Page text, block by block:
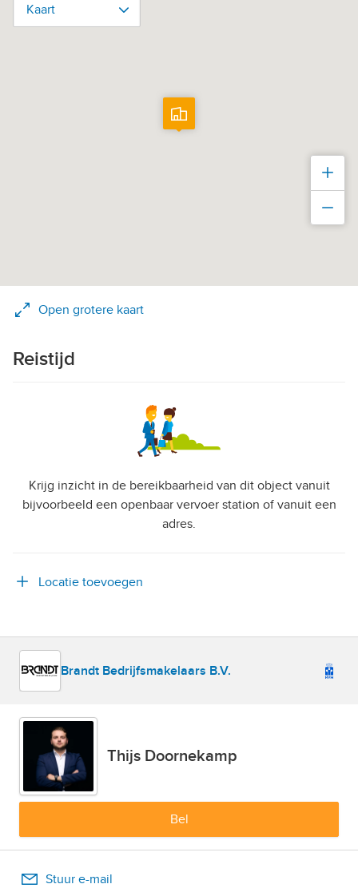
Brandt Bedrijfsmakelaars B.V.
Thijs Doornekamp
Bel
Stuur e-mail
Kaart
Open grotere kaart
Reistijd
Krijg inzicht in de bereikbaarheid van dit object vanuit
bijvoorbeeld een openbaar vervoer station of vanuit een
adres.
Locatie toevoegen